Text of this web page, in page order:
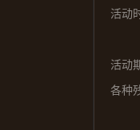
活动
活动
各种